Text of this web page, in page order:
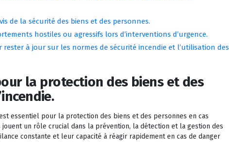
de la sécurité des biens et des personnes.
hostiles ou agressifs lors d’interventions d’urgence.
à jour sur les normes de sécurité incendie et l’utilisation des
la protection des biens et des
essentiel pour la protection des biens et des personnes en cas
jouent un rôle crucial dans la prévention, la détection et la gestion des
constante et leur capacité à réagir rapidement en cas de danger